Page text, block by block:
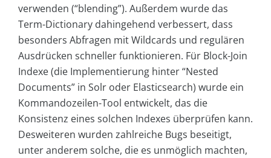
verwenden (“blending”). Außerdem wurde das
Term-Dictionary dahingehend verbessert, dass
besonders Abfragen mit Wildcards und regulären
Ausdrücken schneller funktionieren. Für Block-Join
Indexe (die Implementierung hinter “Nested
Documents” in Solr oder Elasticsearch) wurde ein
Kommandozeilen-Tool entwickelt, das die
Konsistenz eines solchen Indexes überprüfen kann.
Desweiteren wurden zahlreiche Bugs beseitigt,
unter anderem solche, die es unmöglich machten,